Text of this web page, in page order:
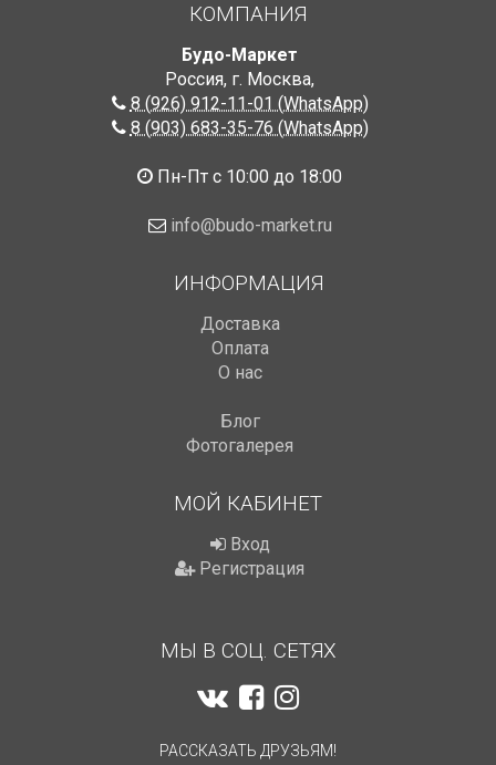
КОМПАНИЯ
Будо-Маркет
Россия, г. Москва,
8 (926) 912-11-01 (WhatsApp)
8 (903) 683-35-76 (WhatsApp)
Пн-Пт с 10:00 до 18:00
info@budo-market.ru
ИНФОРМАЦИЯ
Доставка
Оплата
О нас
Блог
Фотогалерея
МОЙ КАБИНЕТ
Вход
Регистрация
МЫ В СОЦ. СЕТЯХ
РАССКАЗАТЬ ДРУЗЬЯМ!